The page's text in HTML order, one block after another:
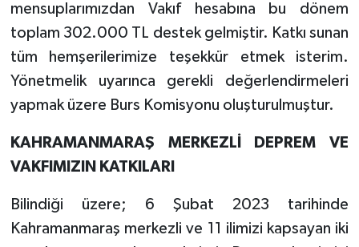
mensuplarımızdan Vakıf hesabına bu dönem
toplam 302.000 TL destek gelmiştir. Katkı sunan
tüm hemşerilerimize teşekkür etmek isterim.
Yönetmelik uyarınca gerekli değerlendirmeleri
yapmak üzere Burs Komisyonu oluşturulmuştur.
KAHRAMANMARAŞ MERKEZLİ DEPREM VE
VAKFIMIZIN KATKILARI
Bilindiği üzere; 6 Şubat 2023 tarihinde
Kahramanmaraş merkezli ve 11 ilimizi kapsayan iki